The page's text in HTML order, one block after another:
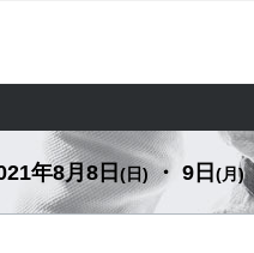
年8月8日 (日)・ 9日 (月)